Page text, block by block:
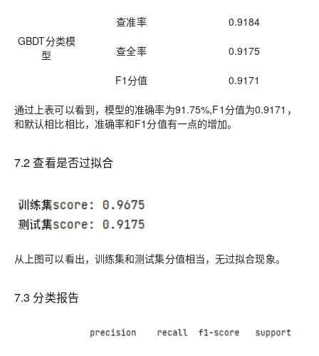
GBDT分类模
型
查准率 0.9184
查全率 0.9175
F1分值 0.9171
通过上表可以看到，模型的准确率为91.75%,F1分值为0.9171 ，
和默认相比相比，准确率和F1分值有一点的增加。
7.2查看是否过拟合
从上图可以看出，训练集和测试集分值相当，无过拟合现象。
7.3 分类报告